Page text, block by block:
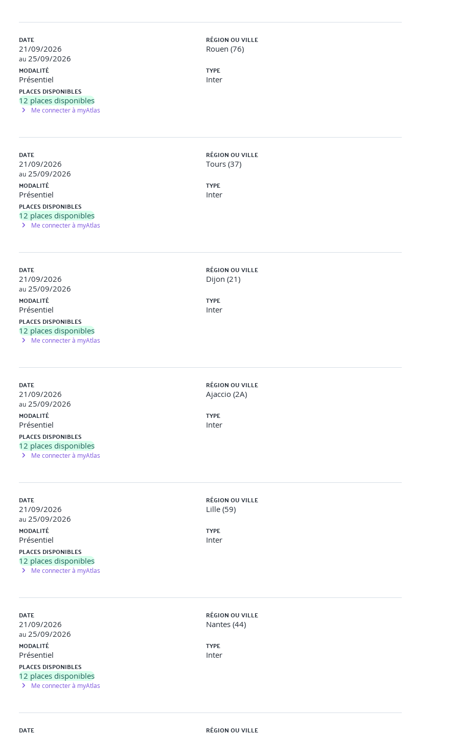
publique via SpiderFoot.
et interpréter les résultats.
manuelle
d’un rapport OpenVAS.
dans Juice Shop.
d’un système d’information.
via EternalBlue.
DATE
21/09/2026
au 25/09/2026
RÉGION OU VILLE
Rouen (76)
MODALITÉ
Présentiel
TYPE
Inter
PLACES DISPONIBLES
12 places disponibles
Me connecter à myAtlas
DATE
21/09/2026
au 25/09/2026
RÉGION OU VILLE
Tours (37)
MODALITÉ
Présentiel
TYPE
Inter
PLACES DISPONIBLES
12 places disponibles
Me connecter à myAtlas
DATE
21/09/2026
au 25/09/2026
RÉGION OU VILLE
Dijon (21)
MODALITÉ
Présentiel
TYPE
Inter
PLACES DISPONIBLES
12 places disponibles
Me connecter à myAtlas
DATE
21/09/2026
au 25/09/2026
RÉGION OU VILLE
Ajaccio (2A)
MODALITÉ
Présentiel
TYPE
Inter
PLACES DISPONIBLES
12 places disponibles
Me connecter à myAtlas
DATE
21/09/2026
au 25/09/2026
RÉGION OU VILLE
Lille (59)
MODALITÉ
Présentiel
TYPE
Inter
PLACES DISPONIBLES
12 places disponibles
Me connecter à myAtlas
DATE
21/09/2026
au 25/09/2026
RÉGION OU VILLE
Nantes (44)
MODALITÉ
Présentiel
TYPE
Inter
PLACES DISPONIBLES
12 places disponibles
Me connecter à myAtlas
DATE RÉGION OU VILLE